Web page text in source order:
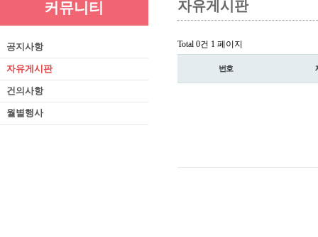
커뮤니티
공지사항
자유게시판
건의사항
월별행사
자유게시판
Total 0건 1 페이지
번호